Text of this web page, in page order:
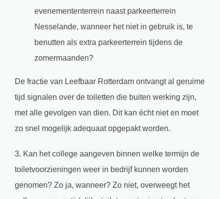
evenemententerrein naast parkeerterrein
Nesselande, wanneer het niet in gebruik is, te
benutten als extra parkeerterrein tijdens de
zomermaanden?
De fractie van Leefbaar Rotterdam ontvangt al geruime
tijd signalen over de toiletten die buiten werking zijn,
met alle gevolgen van dien. Dit kan écht niet en moet
zo snel mogelijk adequaat opgepakt worden.
3. Kan het college aangeven binnen welke termijn de
toiletvoorzieningen weer in bedrijf kunnen worden
genomen? Zo ja, wanneer? Zo niet, overweegt het